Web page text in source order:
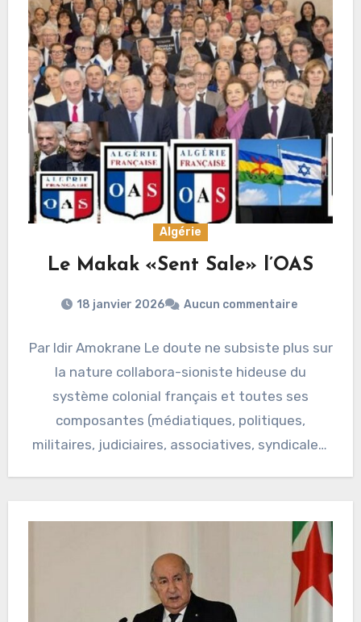
Algérie
Le Makak «Sent Sale» l’OAS
18 janvier 2026 Aucun commentaire
Par Idir Amokrane Le doute ne subsiste plus sur
la nature collabora-sioniste hideuse du
système colonial français et toutes ses
composantes (médiatiques, politiques,
militaires, judiciaires, associatives, syndicales,